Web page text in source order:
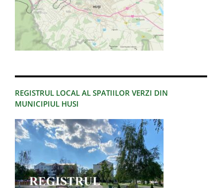
REGISTRUL LOCAL AL SPATIILOR VERZI DIN
MUNICIPIUL HUSI